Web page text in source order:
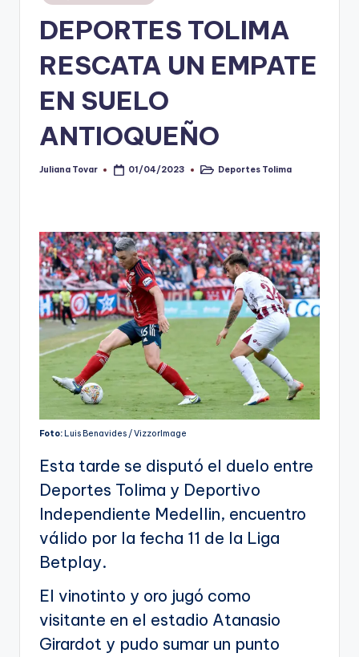
V
en
DEPORTES TOLIMA
RESCATA UN EMPATE
EN SUELO
ANTIOQUEÑO
Publicado
Juliana Tovar 01/04/2023
Publicado
Deportes Tolima
Foto: Luis Benavides / VizzorImage
Esta tarde se disputó el duelo entre
Deportes Tolima y Deportivo
Independiente Medellin, encuentro
válido por la fecha 11 de la Liga
Betplay.
El vinotinto y oro jugó como
visitante en el estadio Atanasio
Girardot y pudo sumar un punto